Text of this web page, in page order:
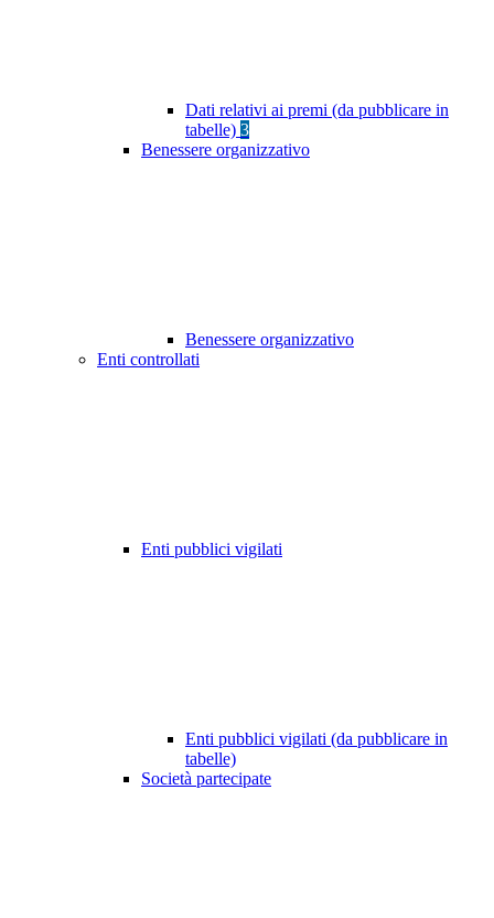
Dati relativi ai premi (da pubblicare in
tabelle) 3
Benessere organizzativo
Benessere organizzativo
Enti controllati
Enti pubblici vigilati
Enti pubblici vigilati (da pubblicare in
tabelle)
Società partecipate